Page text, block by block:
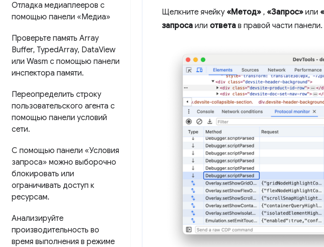
Отладка медиаплееров с
помощью панели «Медиа»
Проверьте память Array
Buffer, TypedArray, DataView
или Wasm с помощью панели
инспектора памяти.
Переопределить строку
пользовательского агента с
помощью панели условий
сети.
С помощью панели «Условия
запроса» можно выборочно
блокировать или
ограничивать доступ к
ресурсам.
Анализируйте
производительность во
время выполнения в режиме
Щелкните ячейку «Метод» , «Запрос» или
запроса или ответа в правой части панели.